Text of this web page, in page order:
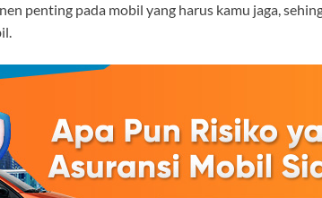
penting pada mobil yang harus kamu jaga,